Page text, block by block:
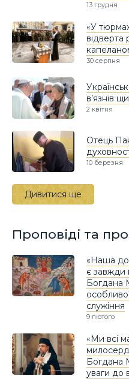
13 грудня
«У
відверта
30 серпня
в’язнів
2 квітня
Отець
10 березня
Дивитися ще
Проповіді та
«Наша
є завжди
Богдана
служіння
9 лютого
«Ми всі
Богдана
уваги до